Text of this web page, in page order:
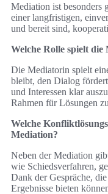
Mediation ist besonders
einer langfristigen,
und bereit sind,
Welche Rolle spielt die
Die Mediatorin spielt
bleibt, den Dialog
und Interessen klar
Rahmen für Lösungen
Welche
Mediation?
Neben der Mediation
wie Schiedsverfahren,
Dank der Gespräche,
Ergebnisse bieten